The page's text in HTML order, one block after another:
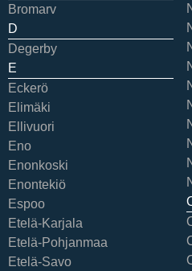
Bromarv
D
Degerby
E
Eckerö
Elimäki
Ellivuori
Eno
Enonkoski
Enontekiö
Espoo
Etelä-Karjala
Etelä-Pohjanmaa
Etelä-Savo